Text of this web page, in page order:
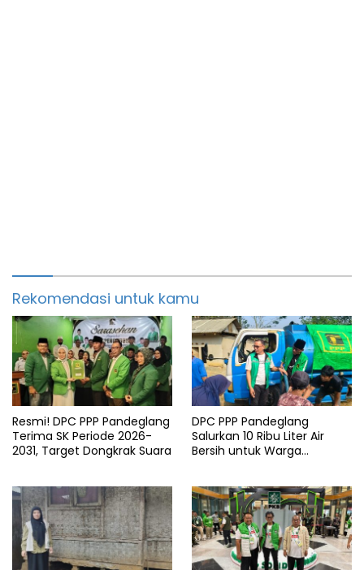
Rekomendasi untuk kamu
Resmi! DPC PPP Pandeglang
Terima SK Periode 2026-
2031, Target Dongkrak Suara
DPC PPP Pandeglang
Salurkan 10 Ribu Liter Air
Bersih untuk Warga